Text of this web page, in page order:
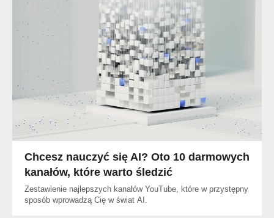
Chcesz nauczyć się AI? Oto 10 darmowych
kanałów, które warto śledzić
Zestawienie najlepszych kanałów YouTube, które w przystępny
sposób wprowadzą Cię w świat AI.